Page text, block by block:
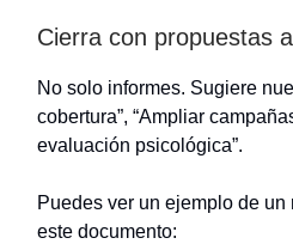
Cierra con propuestas
No solo informes. Sugiere
cobertura”, “Ampliar
evaluación psicológica”.
Puedes ver un ejemplo de
este documento: